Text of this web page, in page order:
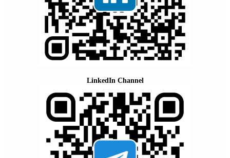
LinkedIn Channel